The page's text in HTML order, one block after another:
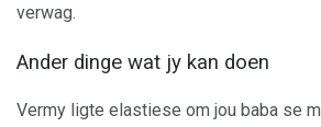
verwag.
Ander dinge wat jy kan doen
Vermy ligte elastiese om jou baba se